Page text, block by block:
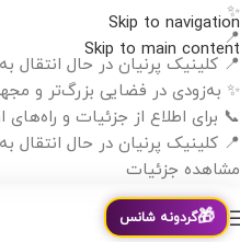
Skip to navigation
Skip to main content
✨
📍
📍 کلینیک پرنیان در حال
✨ به‌زودی در فضایی بزرگ‌تر و
📞 برای اطلاع از جزئیات و
📍 کلینیک پرنیان در حال
مشاهده جزئیات
🎁گردونه شانس